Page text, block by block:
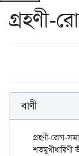
গ্রহণী-
বাণী
গ্রহণী-রোগ-
শতমুখীধারিণী